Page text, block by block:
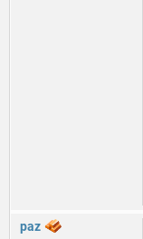
paz